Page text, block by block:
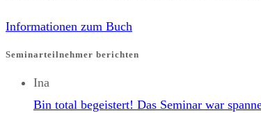
Informationen zum Buch
Seminarteilnehmer berichten
Ina
Bin total begeistert! Das Seminar war